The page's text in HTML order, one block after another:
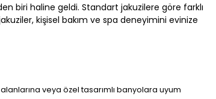
biri haline geldi. Standart jakuzilere göre farklı
kişisel bakım ve spa deneyimini evinize
veya özel tasarımlı banyolara uyum